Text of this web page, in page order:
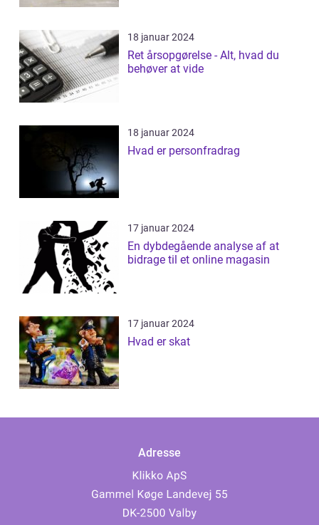
18 januar 2024
Ret årsopgørelse - Alt, hvad du
behøver at vide
18 januar 2024
Hvad er personfradrag
17 januar 2024
En dybdegående analyse af at
bidrage til et online magasin
17 januar 2024
Hvad er skat
Adresse